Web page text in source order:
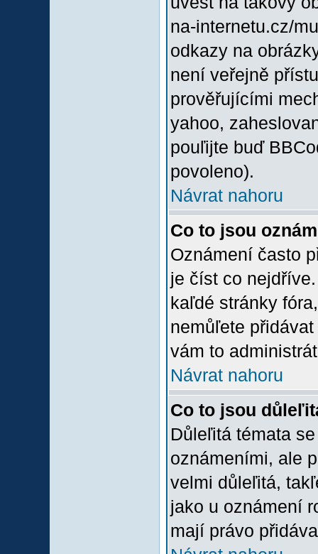
na-internetu.cz/
odkazy na
není veřejně
prověřujícími
yahoo,
pouľijte buď
povoleno).
Návrat nahoru
Co to jsou
Oznámení často
je číst co
kaľdé stránky
nemůľete
vám to
Návrat nahoru
Co to jsou
Důleľitá témata
oznámeními, ale
velmi důleľitá,
jako u oznámení
mají právo